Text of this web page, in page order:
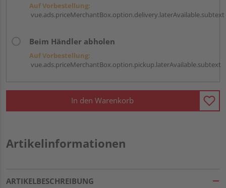
Auf Vorbestellung:
vue.ads.priceMerchantBox.option.delivery.laterAvailable.subtext
Beim Händler abholen
Auf Vorbestellung:
vue.ads.priceMerchantBox.option.pickup.laterAvailable.subtext
In den Warenkorb
Artikelinformationen
ARTIKELBESCHREIBUNG